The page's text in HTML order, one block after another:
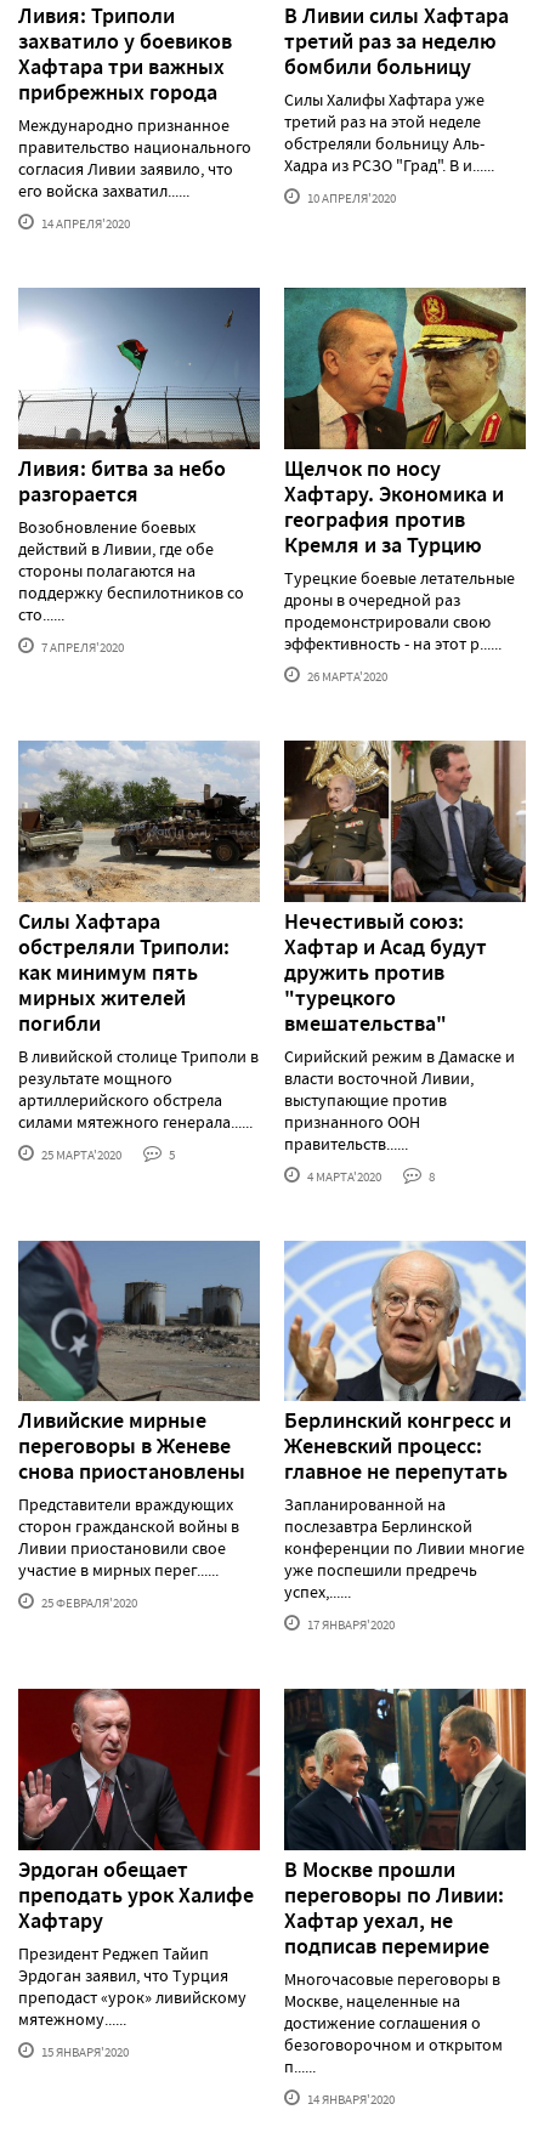
Ливия: Триполи
захватило у боевиков
Хафтара три важных
прибрежных города
Международно признанное
правительство национального
согласия Ливии заявило, что
его войска захватил......
14 АПРЕЛЯ'2020
В Ливии силы Хафтара
третий раз за неделю
бомбили больницу
Силы Халифы Хафтара уже
третий раз на этой неделе
обстреляли больницу Аль-
Хадра из РСЗО "Град". В и......
10 АПРЕЛЯ'2020
Ливия: битва за небо
разгорается
Возобновление боевых
действий в Ливии, где обе
стороны полагаются на
поддержку беспилотников со
сто......
7 АПРЕЛЯ'2020
Щелчок по носу
Хафтару. Экономика и
география против
Кремля и за Турцию
Турецкие боевые летательные
дроны в очередной раз
продемонстрировали свою
эффективность - на этот р......
26 МАРТА'2020
Силы Хафтара
обстреляли Триполи:
как минимум пять
мирных жителей
погибли
В ливийской столице Триполи в
результате мощного
артиллерийского обстрела
силами мятежного генерала......
25 МАРТА'2020 5
Нечестивый союз:
Хафтар и Асад будут
дружить против
"турецкого
вмешательства"
Сирийский режим в Дамаске и
власти восточной Ливии,
выступающие против
признанного ООН
правительств......
4 МАРТА'2020 8
Ливийские мирные
переговоры в Женеве
снова приостановлены
Представители враждующих
сторон гражданской войны в
Ливии приостановили свое
участие в мирных перег......
25 ФЕВРАЛЯ'2020
Берлинский конгресс и
Женевский процесс:
главное не перепутать
Запланированной на
послезавтра Берлинской
конференции по Ливии многие
уже поспешили предречь
успех,......
17 ЯНВАРЯ'2020
Эрдоган обещает
преподать урок Халифе
Хафтару
Президент Реджеп Тайип
Эрдоган заявил, что Турция
преподаст «урок» ливийскому
мятежному......
15 ЯНВАРЯ'2020
В Москве прошли
переговоры по Ливии:
Хафтар уехал, не
подписав перемирие
Многочасовые переговоры в
Москве, нацеленные на
достижение соглашения о
безоговорочном и открытом
п......
14 ЯНВАРЯ'2020